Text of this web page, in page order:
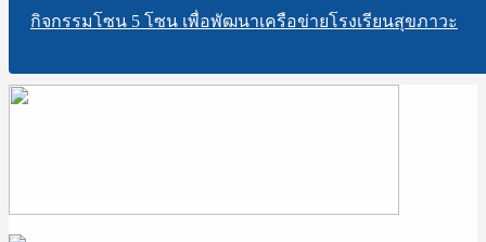
กิจกรรมโซน 5 โซน เพื่อพัฒนาเครือข่ายโรงเรียนสุขภาวะ